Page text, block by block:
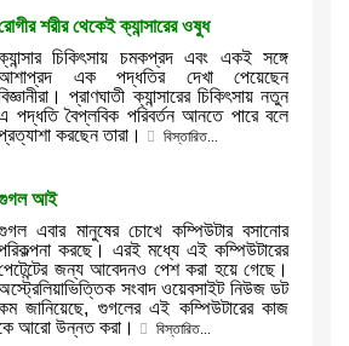
শরীর থেকেই ক্যান্সারের ওষুধ
চিকিৎসায় চমকপ্রদ এবং একই সঙ্গে
এক পদ্ধতির দেখা পেয়েছেন
প্রাণঘাতী ক্যান্সারের চিকিৎসায় নতুন
পদ্ধতি বৈপ্লবিক পরিবর্তন আনতে পারে বলে
করছেন তারা।
বিস্তারিত...
আই
এবার মানুষের চোখে কম্পিউটার বসানোর
করছে। এরই মধ্যে এই কম্পিউটারের
জন্য আবেদনও পেশ করা হয়ে গেছে।
সংবাদ ওয়েবসাইট নিউজ ডট
জানিয়েছে, গুগলের এই কম্পিউটারের কাজ
আরো উন্নত করা।
বিস্তারিত...